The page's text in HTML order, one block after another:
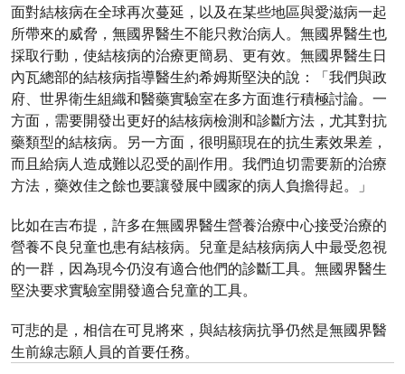
面對結核病在全球再次蔓延，以及在某些地區與愛滋病一起
所帶來的威脅，無國界醫生不能只救治病人。無國界醫生也
採取行動，使結核病的治療更簡易、更有效。無國界醫生日
內瓦總部的結核病指導醫生約希姆斯堅決的說：「我們與政
府、世界衛生組織和醫藥實驗室在多方面進行積極討論。一
方面，需要開發出更好的結核病檢測和診斷方法，尤其對抗
藥類型的結核病。另一方面，很明顯現在的抗生素效果差，
而且給病人造成難以忍受的副作用。我們迫切需要新的治療
方法，藥效佳之餘也要讓發展中國家的病人負擔得起。」
比如在吉布提，許多在無國界醫生營養治療中心接受治療的
營養不良兒童也患有結核病。兒童是結核病病人中最受忽視
的一群，因為現今仍沒有適合他們的診斷工具。無國界醫生
堅決要求實驗室開發適合兒童的工具。
可悲的是，相信在可見將來，與結核病抗爭仍然是無國界醫
生前線志願人員的首要任務。